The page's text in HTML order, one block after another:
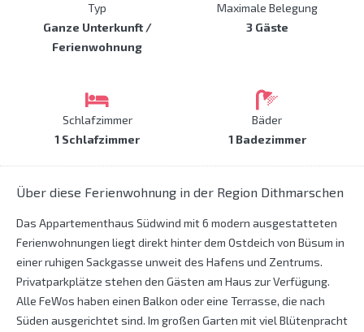
Typ
Ganze Unterkunft /
Ferienwohnung
Maximale Belegung
3 Gäste
Schlafzimmer
1 Schlafzimmer
Bäder
1 Badezimmer
Über diese Ferienwohnung in der Region Dithmarschen
Das Appartementhaus Südwind mit 6 modern ausgestatteten
Ferienwohnungen liegt direkt hinter dem Ostdeich von Büsum in
einer ruhigen Sackgasse unweit des Hafens und Zentrums.
Privatparkplätze stehen den Gästen am Haus zur Verfügung.
Alle FeWos haben einen Balkon oder eine Terrasse, die nach
Süden ausgerichtet sind. Im großen Garten mit viel Blütenpracht